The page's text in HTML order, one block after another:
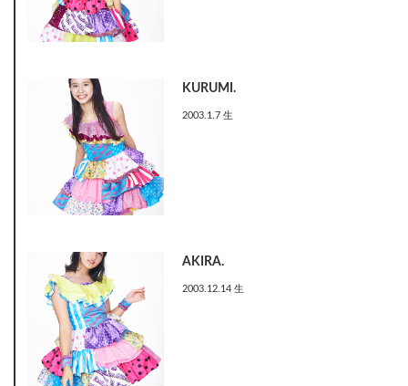
KURUMI.
2003.1.7 生
AKIRA.
2003.12.14 生